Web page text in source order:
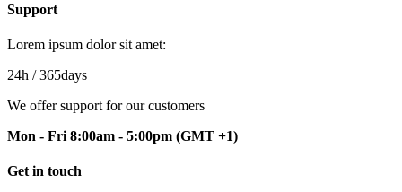
Support
Lorem ipsum dolor sit amet:
24h / 365days
We offer support for our customers
Mon - Fri 8:00am - 5:00pm (GMT +1)
Get in touch